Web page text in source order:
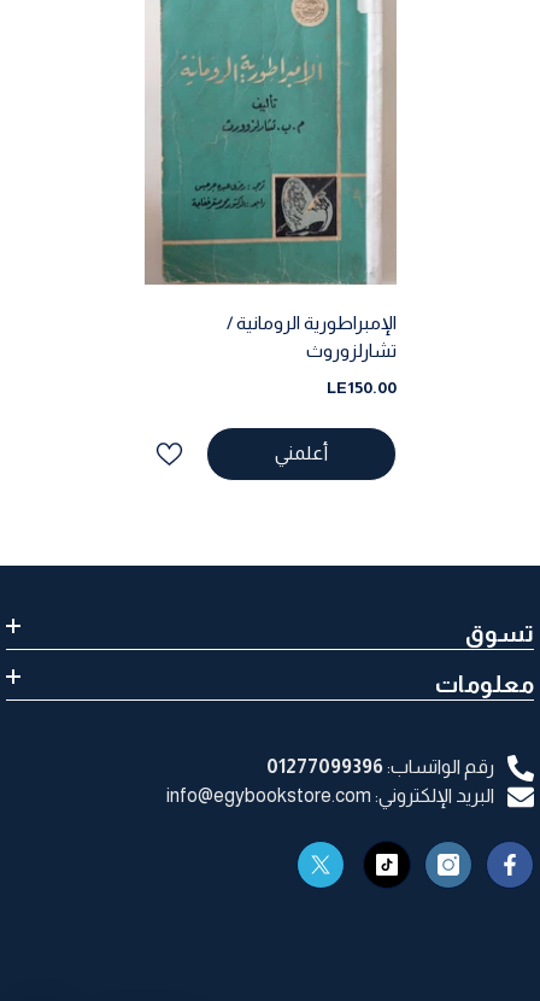
الإمبراطورية الرومانية /
تشارلزوروث
LE150.00
أعلمني
تسوق
معلومات
رقم الواتساب:01277099396
البريد الإلكتروني: info@egybookstore.com